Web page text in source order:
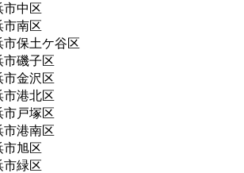
市中区
市南区
市保土ケ谷区
市磯子区
市金沢区
市港北区
市戸塚区
市港南区
市旭区
市緑区